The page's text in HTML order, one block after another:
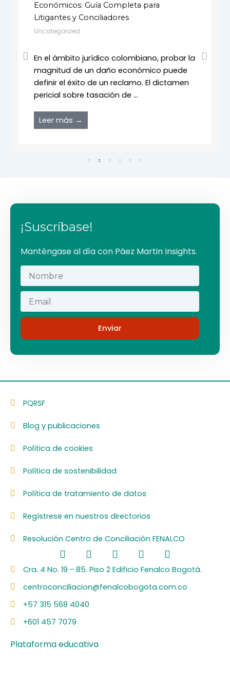
Económicos: Guía Completa para
Litigantes y Conciliadores
Uncategorized
En el ámbito jurídico colombiano, probar la
magnitud de un daño económico puede
definir el éxito de un reclamo. El dictamen
pericial sobre tasación de ...
Leer más →
¡Suscríbase!
Manténgase al día con Páez Martin Insights​.
Enviar
PQRSF
Blog y publicaciones
Política de cookies
Política de sostenibilidad
Política de tratamiento de datos
Regístrese en nuestros directorios
Resolución Centro de Conciliación FENALCO
F
a
c
e
b
o
o
k
L
i
n
e
d
i
I
n
s
t
a
Y
o
u
u
S
p
o
i
Cra. 4 No. 19 - 85. Piso 2 Edificio Fenalco Bogotá.
centroconciliacion@fenalcobogota.com.co
+57 315 568 4040
+601 457 7079
Plataforma educativa